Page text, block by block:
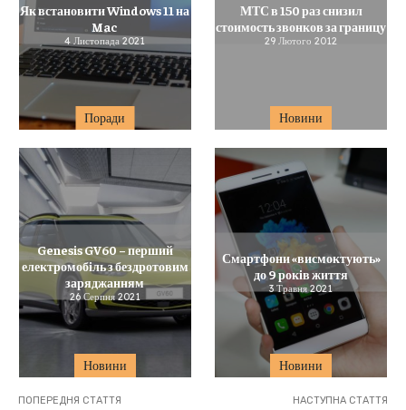
Поради
Як встановити Windows 11 на
Mac
4 Листопада 2021
Новини
МТС в 150 раз снизил
стоимость звонков за границу
29 Лютого 2012
Новини
Genesis GV60 – перший
електромобіль з бездротовим
заряджанням
26 Серпня 2021
Новини
Смартфони «висмоктують»
до 9 років життя
3 Травня 2021
ПОПЕРЕДНЯ СТАТТЯ НАСТУПНА СТАТТЯ